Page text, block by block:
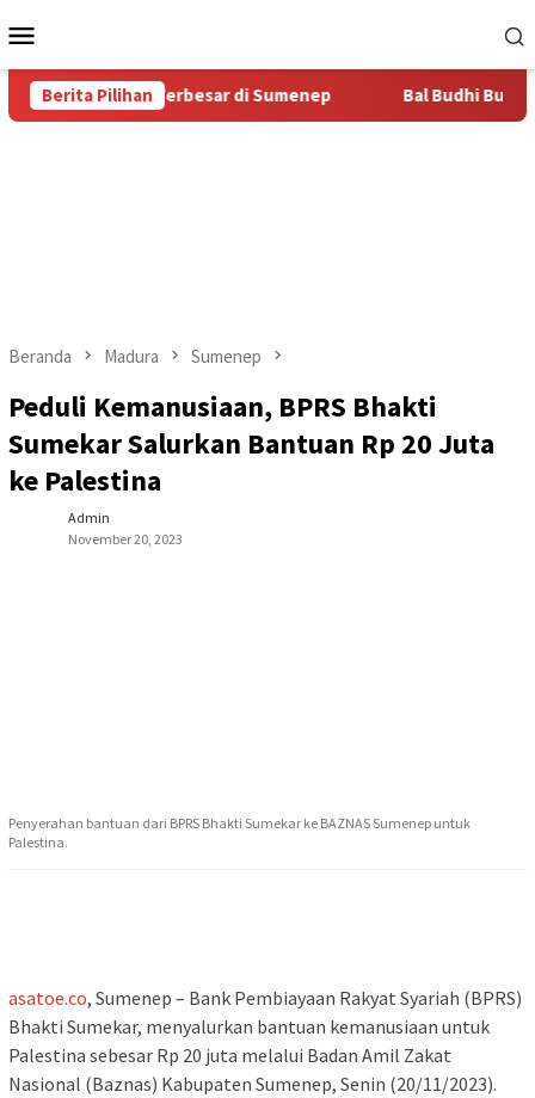
ke
Mobile
Berita Pilihan
Bal Budhi Terbesar di Sumenep Bal Budhi Bupati
Beranda Madura Sumenep
Peduli Kemanusiaan, BPRS Bhakti
Sumekar Salurkan Bantuan Rp 20 Juta
ke Palestina
Admin
November 20, 2023
Penyerahan bantuan dari BPRS Bhakti Sumekar ke BAZNAS Sumenep untuk
Palestina.
asatoe.co, Sumenep – Bank Pembiayaan Rakyat Syariah (BPRS)
Bhakti Sumekar, menyalurkan bantuan kemanusiaan untuk
Palestina sebesar Rp 20 juta melalui Badan Amil Zakat
Nasional (Baznas) Kabupaten Sumenep, Senin (20/11/2023).